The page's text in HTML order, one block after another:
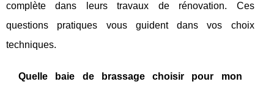
complète dans leurs travaux de rénovation. Ces
questions pratiques vous guident dans vos choix
techniques.
Quelle baie de brassage choisir pour mon